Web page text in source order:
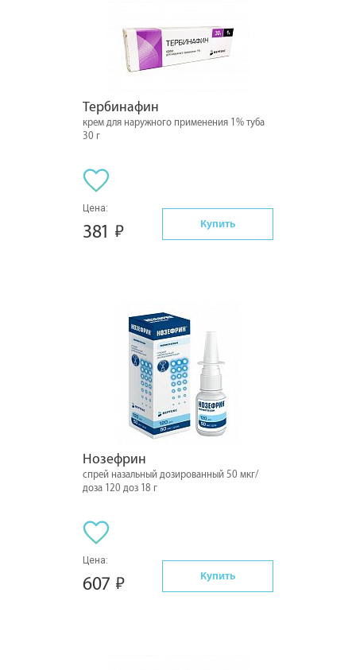
Тербинафин
крем для наружного применения 1% туба
30 г
Цена:
381 Купить
Нозефрин
спрей назальный дозированный 50 мкг/
доза 120 доз 18 г
Цена:
607 Купить